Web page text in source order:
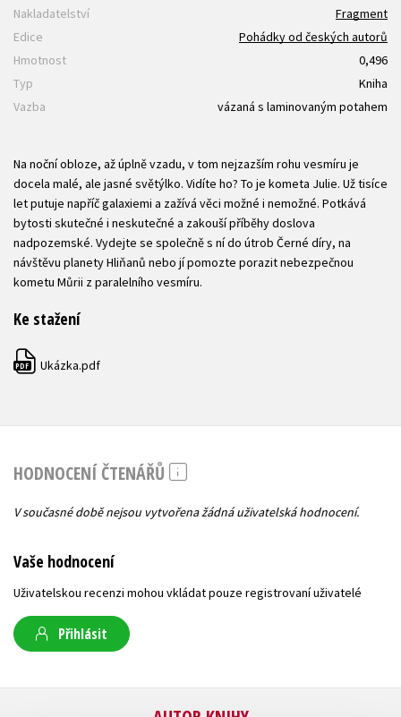
Nakladatelství
Fragment
Edice
Pohádky od českých autorů
Hmotnost
0,496
Typ
Kniha
Vazba
vázaná s laminovaným potahem
Na noční obloze, až úplně vzadu, v tom nejzazším rohu vesmíru je
docela malé, ale jasné světýlko. Vidíte ho? To je kometa Julie. Už tisíce
let putuje napříč galaxiemi a zažívá věci možné i nemožné. Potkává
bytosti skutečné i neskutečné a zakouší příběhy doslova
nadpozemské. Vydejte se společně s ní do útrob Černé díry, na
návštěvu planety Hliňanů nebo jí pomozte porazit nebezpečnou
kometu Můrii z paralelního vesmíru.
Ke stažení
PDF Ukázka.pdf
HODNOCENÍ ČTENÁŘŮ
V současné době nejsou vytvořena žádná uživatelská hodnocení.
Vaše hodnocení
Uživatelskou recenzi mohou vkládat pouze registrovaní uživatelé
Přihlásit